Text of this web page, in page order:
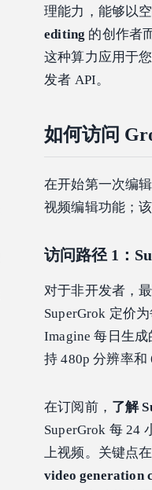
理能力，能够以
editing 的创作者
这种算力应用于
发者 API。
如何访问
在开始第一次编
视频编辑功能；
访问路径 1：
对于非开发者，
SuperGrok 定价
Imagine 每日生
持 480p 分辨率和
在订阅前， 了解
SuperGrok 每 24
上视频。关键点
video generation